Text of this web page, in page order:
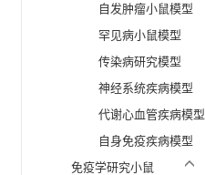
自发肿瘤小鼠模型
罕见病小鼠模型
传染病研究模型
神经系统疾病模型
代谢心血管疾病模型
自身免疫疾病模型
免疫学研究小鼠